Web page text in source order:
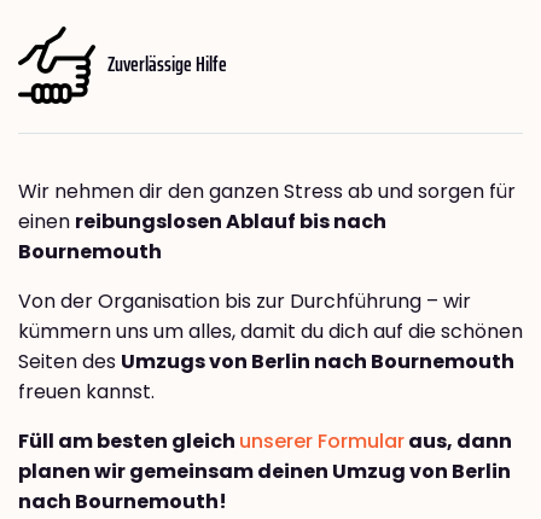
Zuverlässige Hilfe
Wir nehmen dir den ganzen Stress ab und sorgen für
einen reibungslosen Ablauf bis nach
Bournemouth
Von der Organisation bis zur Durchführung – wir
kümmern uns um alles, damit du dich auf die schönen
Seiten des Umzugs von Berlin nach Bournemouth
freuen kannst.
Füll am besten gleich unserer Formularaus, dann
planen wir gemeinsam deinen Umzug von Berlin
nach Bournemouth!